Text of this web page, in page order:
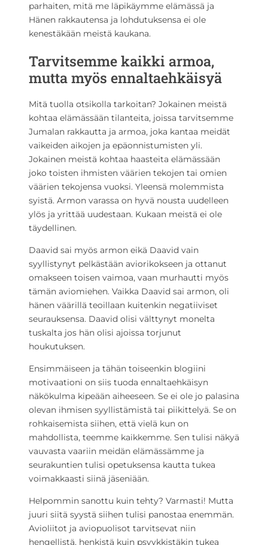
parhaiten, mitä me läpikäymme elämässä ja
Hänen rakkautensa ja lohdutuksensa ei ole
kenestäkään meistä kaukana.
Tarvitsemme kaikki armoa,
mutta myös ennaltaehkäisyä
Mitä tuolla otsikolla tarkoitan? Jokainen meistä
kohtaa elämässään tilanteita, joissa tarvitsemme
Jumalan rakkautta ja armoa, joka kantaa meidät
vaikeiden aikojen ja epäonnistumisten yli.
Jokainen meistä kohtaa haasteita elämässään
joko toisten ihmisten väärien tekojen tai omien
väärien tekojensa vuoksi. Yleensä molemmista
syistä. Armon varassa on hyvä nousta uudelleen
ylös ja yrittää uudestaan. Kukaan meistä ei ole
täydellinen.
Daavid sai myös armon eikä Daavid vain
syyllistynyt pelkästään aviorikokseen ja ottanut
omakseen toisen vaimoa, vaan murhautti myös
tämän aviomiehen. Vaikka Daavid sai armon, oli
hänen väärillä teoillaan kuitenkin negatiiviset
seurauksensa. Daavid olisi välttynyt monelta
tuskalta jos hän olisi ajoissa torjunut
houkutuksen.
Ensimmäiseen ja tähän toiseenkin blogiini
motivaationi on siis tuoda ennaltaehkäisyn
näkökulma kipeään aiheeseen. Se ei ole jo palasina
olevan ihmisen syyllistämistä tai piikittelyä. Se on
rohkaisemista siihen, että vielä kun on
mahdollista, teemme kaikkemme. Sen tulisi näkyä
vauvasta vaariin meidän elämässämme ja
seurakuntien tulisi opetuksensa kautta tukea
voimakkaasti siinä jäseniään.
Helpommin sanottu kuin tehty? Varmasti! Mutta
juuri siitä syystä siihen tulisi panostaa enemmän.
Avioliitot ja aviopuolisot tarvitsevat niin
hengellistä, henkistä kuin psyykkistäkin tukea